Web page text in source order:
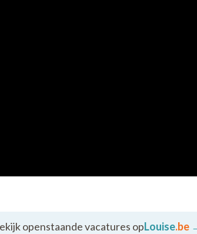
openstaande vacatures opLouise.be